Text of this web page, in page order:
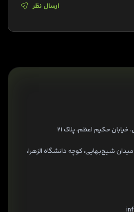
ارسال نظر
خیابان حکیم اعظم، پلاک ۲۱
شیخ‌بهایی، کوچه دانشگاه الزهرا،